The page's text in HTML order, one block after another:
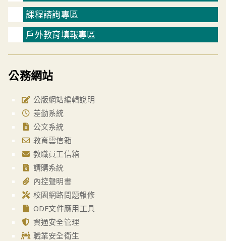
課程諮詢專區
戶外教育填報專區
公務網站
公版網站編輯說明
差勤系統
公文系統
教育雲信箱
教職員工信箱
請購系統
內控聲明書
校園網路問題報修
ODF文件應用工具
資通安全管理
職業安全衛生